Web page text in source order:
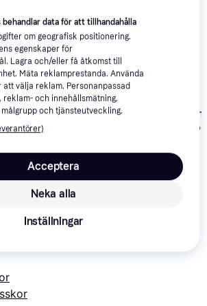
adidas Performance
Cream
Nike Air Zoom
Mercurial
Blå/Vit
1 578 kr, vilket är det billigaste
data för att tillhandahålla
om geografisk positionering.
egenskaper för
Lagra och/eller få åtkomst till
Mäta reklamprestanda. Använda
att välja reklam. Personanpassad
reklam- och innehållsmätning,
och tjänsteutveckling.
Neka alla
Acceptera
Inställningar